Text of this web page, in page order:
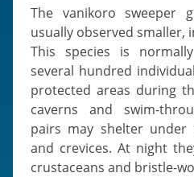
The vanikoro sweeper grows to 20 cm, but
usually observed smaller,
This species is
several hundred
protected areas during
caverns and swim-
pairs may shelter under
and crevices. At night
crustaceans and bristle-